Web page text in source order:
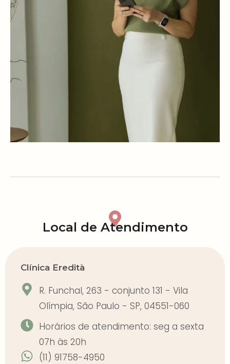
Local de Atendimento
Clínica Eredità
R. Funchal, 263 - conjunto 131 - Vila
Olímpia, São Paulo - SP, 04551-060
Horários de atendimento: seg a sexta
07h às 20h
(11) 91758-4950